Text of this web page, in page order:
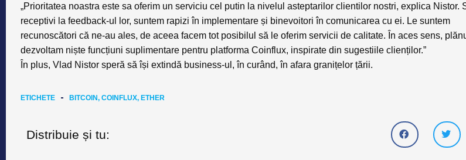
„Prioritatea noastra este sa oferim un serviciu cel putin la nivelul asteptarilor clientilor nostri, explica Nistor.
receptivi la feedback-ul lor, suntem rapizi în implementare și binevoitori în comunicarea cu ei. Le suntem
recunoscători că ne-au ales, de aceea facem tot posibilul să le oferim servicii de calitate. În aces sens,
dezvoltam niște funcțiuni suplimentare pentru platforma Coinflux, inspirate din sugestiile clienților.”
În plus, Vlad Nistor speră să își extindă business-ul, în curând, în afara granițelor țării.
ETICHETE BITCOIN, COINFLUX, ETHER
Distribuie și tu: